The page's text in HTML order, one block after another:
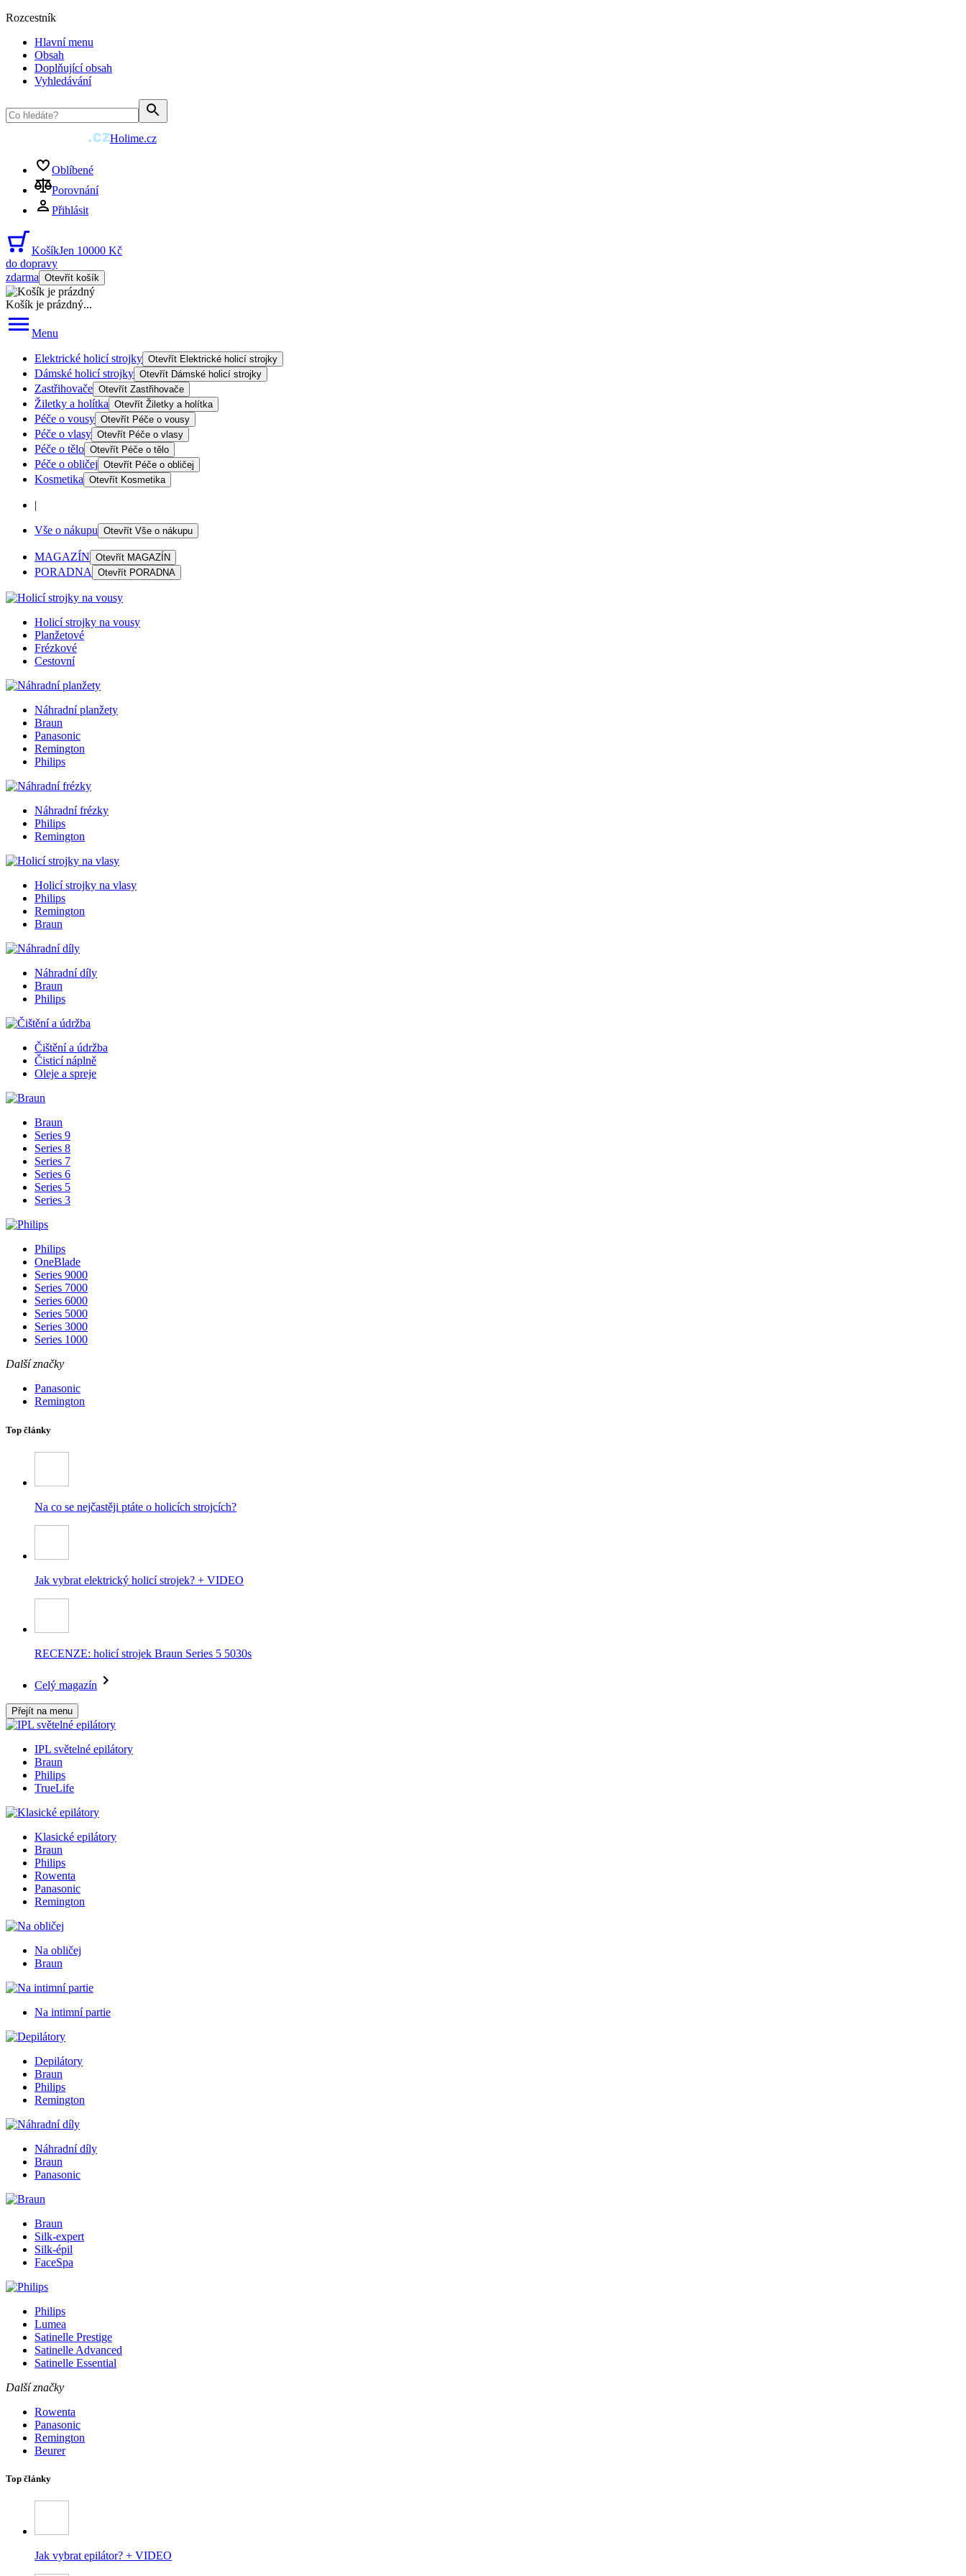
Rozcestník
Hlavní menu
Obsah
Doplňující obsah
Vyhledávání
Holime.cz
Oblíbené
Porovnání
Přihlásit
KošíkJen 10000 Kč
do dopravy
zdarma Otevřít košík
Košík je prázdný...
Menu
Elektrické holicí strojky Otevřít Elektrické holicí strojky
Dámské holicí strojky Otevřít Dámské holicí strojky
Zastřihovače Otevřít Zastřihovače
Žiletky a holítka Otevřít Žiletky a holítka
Péče o vousy Otevřít Péče o vousy
Péče o vlasy Otevřít Péče o vlasy
Péče o tělo Otevřít Péče o tělo
Péče o obličej Otevřít Péče o obličej
Kosmetika Otevřít Kosmetika
|
Vše o nákupu Otevřít Vše o nákupu
MAGAZÍN Otevřít MAGAZÍN
PORADNA Otevřít PORADNA
Holicí strojky na vousy
Planžetové
Frézkové
Cestovní
Náhradní planžety
Braun
Panasonic
Remington
Philips
Náhradní frézky
Philips
Remington
Holicí strojky na vlasy
Philips
Remington
Braun
Náhradní díly
Braun
Philips
Čištění a údržba
Čisticí náplně
Oleje a spreje
Braun
Series 9
Series 8
Series 7
Series 6
Series 5
Series 3
Philips
OneBlade
Series 9000
Series 7000
Series 6000
Series 5000
Series 3000
Series 1000
Další značky
Panasonic
Remington
Top články
Na co se nejčastěji ptáte o holicích strojcích?
Jak vybrat elektrický holicí strojek? + VIDEO
RECENZE: holicí strojek Braun Series 5 5030s
Celý magazín
Přejít na menu
IPL světelné epilátory
Braun
Philips
TrueLife
Klasické epilátory
Braun
Philips
Rowenta
Panasonic
Remington
Na obličej
Braun
Na intimní partie
Depilátory
Braun
Philips
Remington
Náhradní díly
Braun
Panasonic
Braun
Silk-expert
Silk-épil
FaceSpa
Philips
Lumea
Satinelle Prestige
Satinelle Advanced
Satinelle Essential
Další značky
Rowenta
Panasonic
Remington
Beurer
Top články
Jak vybrat epilátor? + VIDEO